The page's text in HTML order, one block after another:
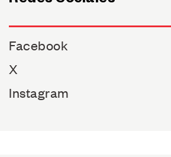
Facebook
X
Instagram